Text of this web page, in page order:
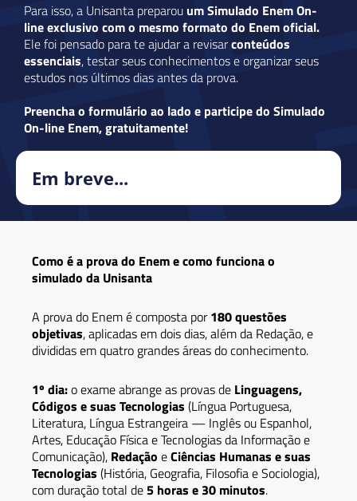
Para isso, a Unisanta preparou um Simulado EnemOn-
line exclusivo com o mesmo formato do Enem oficial.
Ele foi pensado para te ajudar a revisarconteúdos
essenciais, testar seus conhecimentos e organizar seus
estudos nos últimos dias antes da prova.
Preencha o formulário ao lado e participe do Simulado
On-line Enem, gratuitamente!
Em breve...
Como é a prova do Enem e como funciona o
simulado da Unisanta
A prova do Enem é composta por180 questões
objetivas, aplicadas em dois dias, além da Redação, e
divididas em quatro grandes áreas do conhecimento.
1º dia:o exame abrange as provas de Linguagens,
Códigos e suas Tecnologias (Língua Portuguesa,
Literatura, Língua Estrangeira — Inglês ou Espanhol,
Artes, Educação Física e Tecnologias da Informação e
Comunicação), Redação eCiências Humanas e suas
Tecnologias (História, Geografia, Filosofia e Sociologia),
com duração total de5 horas e 30 minutos.